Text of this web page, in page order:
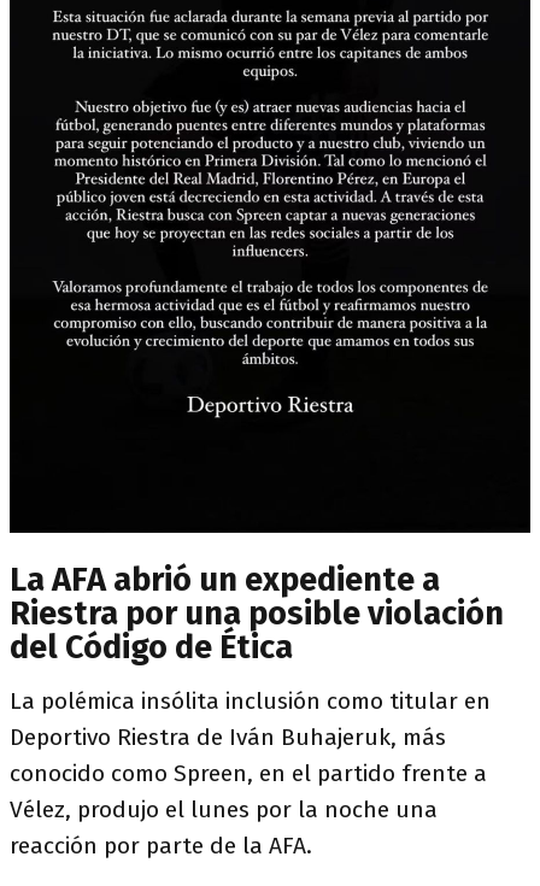
La AFA abrió un expediente a
Riestra por una posible violación
del Código de Ética
La polémica insólita inclusión como titular en
Deportivo Riestra de Iván Buhajeruk, más
conocido como Spreen, en el partido frente a
Vélez, produjo el lunes por la noche una
reacción por parte de la AFA.